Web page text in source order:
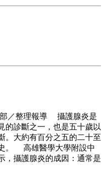
部／整理報導 攝護腺炎是
的診斷之一，也是五十歲以
。大約有百分之五的二十至
。 高雄醫學大學附設中
，攝護腺炎的成因：通常是